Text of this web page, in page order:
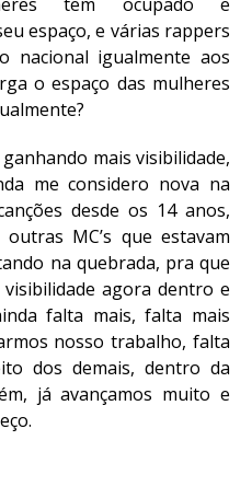
espaço, e várias rappers
nacional igualmente aos
o espaço das mulheres
mais visibilidade,
me considero nova na
desde os 14 anos,
MC’s que estavam
na quebrada, pra que
agora dentro e
falta mais, falta mais
nosso trabalho, falta
dos demais, dentro da
já avançamos muito e